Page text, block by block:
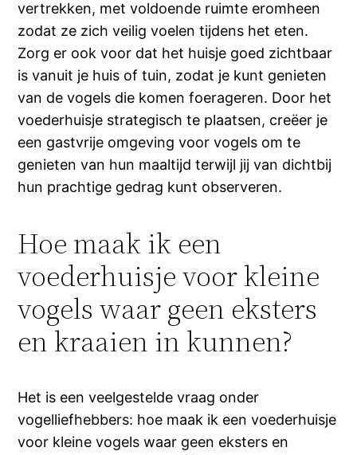
vertrekken, met voldoende ruimte eromheen
zodat ze zich veilig voelen tijdens het eten.
Zorg er ook voor dat het huisje goed zichtbaar
is vanuit je huis of tuin, zodat je kunt genieten
van de vogels die komen foerageren. Door het
voederhuisje strategisch te plaatsen, creëer je
een gastvrije omgeving voor vogels om te
genieten van hun maaltijd terwijl jij van dichtbij
hun prachtige gedrag kunt observeren.
Hoe maak ik een
voederhuisje voor kleine
vogels waar geen eksters
en kraaien in kunnen?
Het is een veelgestelde vraag onder
vogelliefhebbers: hoe maak ik een voederhuisje
voor kleine vogels waar geen eksters en